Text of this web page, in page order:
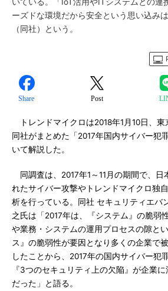
ーズドな環境だから安全という思い込み
（同社）という。
Share Post
トレンドマイクロは2018年1月10日、東
同社がまとめた「2017年国内サイバー犯
いて解説した。
同調査は、2017年1～11月の期間で、日
れたサイバー攻撃やトレンドマイクロ独
析を行っている。同社 セキュリティエバ
之氏は「2017年は、『システム』の脆弱
や業務・システムの運用プロセスの隙と
ス』の脆弱性が要因となり多くの企業で
したことから、2017年の国内サイバー犯
『3つのセキュリティ上の欠陥』が企業
だった」と語る。